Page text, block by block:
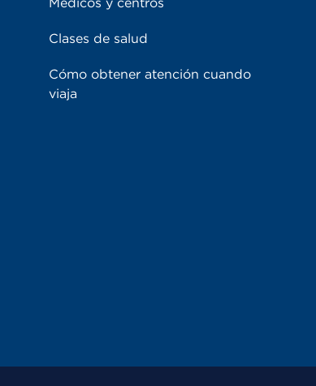
Clases de salud
Cómo obtener atención cuando
viaja